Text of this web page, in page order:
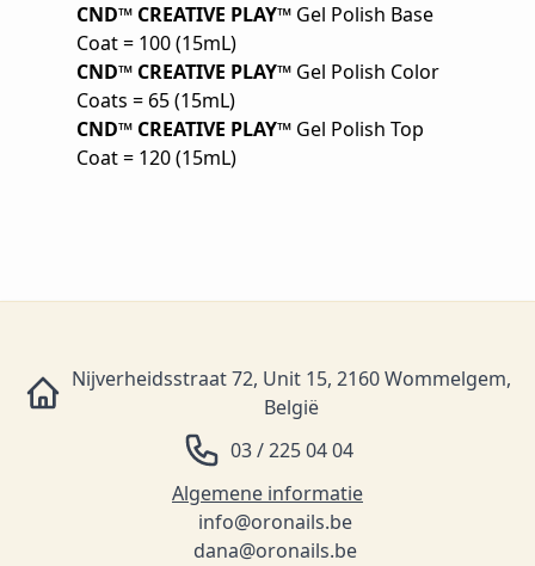
CND™ CREATIVE PLAY™ Gel Polish Base
Coat = 100 (15mL)
CND™ CREATIVE PLAY™ Gel Polish Color
Coats = 65 (15mL)
CND™ CREATIVE PLAY™ Gel Polish Top
Coat = 120 (15mL)
Nijverheidsstraat 72, Unit 15, 2160 Wommelgem,
België
03 / 225 04 04
Algemene informatie
info@oronails.be
dana@oronails.be